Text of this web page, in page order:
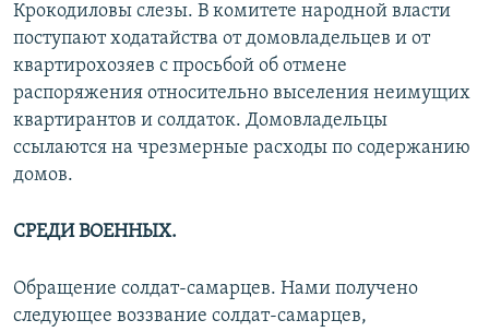
Крокодиловы слезы. В комитете народной власти
поступают ходатайства от домовладельцев и от
квартирохозяев с просьбой об отмене
распоряжения относительно выселения неимущих
квартирантов и солдаток. Домовладельцы
ссылаются на чрезмерные расходы по содержанию
домов.
СРЕДИ ВОЕННЫХ.
Обращение солдат-самарцев. Нами получено
следующее воззвание солдат-самарцев,